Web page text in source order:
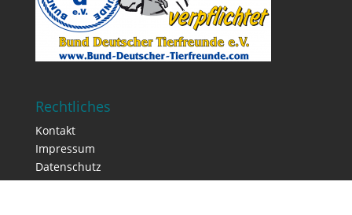
Rechtliches
Kontakt
Impressum
Datenschutz
AGB